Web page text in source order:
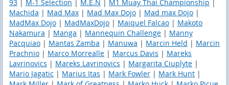
93 | M-1 Selection | M.E.N | M1 Muay Thai Championship |
Machida | Mad Max | Mad Max Dojo | Mad max Dojo |
MadMax Dojo | MadMaxDojo | Maiquel Falcao | Makoto
Nakamura | Manga | Mannequin Challenge | Manny
Pacquiao | Mantas Zamba | Manuwa | Marcin Held | Marcin
Prachnio | Marco Morrealle | Marcus Davis | Mareks
Lavrinovics | Mareks Lavrinoviсs | Margarita Ciuplyte |
Mario Jagatic | Marius Itas | Mark Fowler | Mark Hunt |